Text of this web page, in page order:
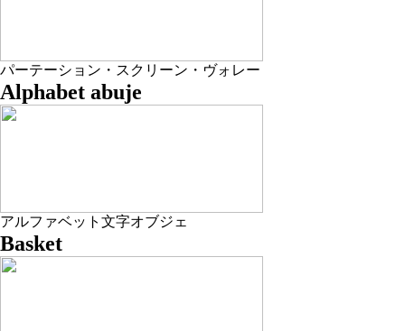
パーテーション・スクリーン・ヴォレー
Alphabet abuje
アルファベット文字オブジェ
Basket